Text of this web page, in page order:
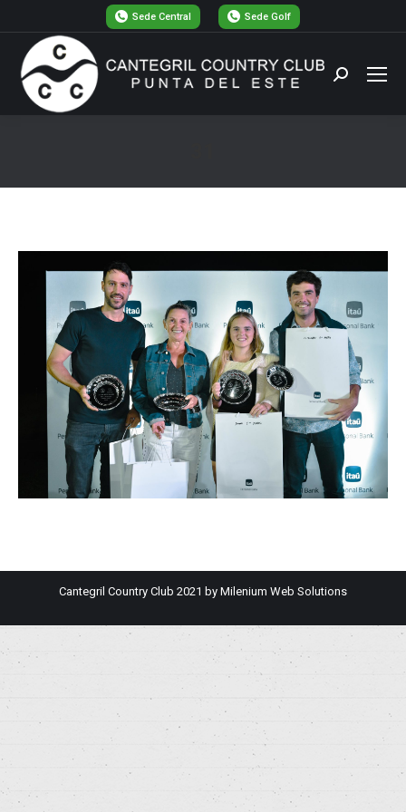
Sede Central Sede Golf
Buscar:
Cantegril Country Club 2021 by Milenium Web Solutions